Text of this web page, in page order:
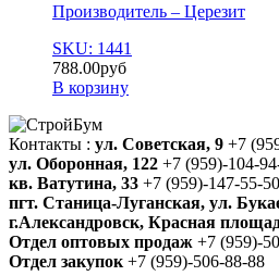
Производитель – Церезит
SKU: 1441
788.00руб
В корзину
Контакты : ул. Советская, 9 +7
ул. Оборонная, 122 +7 (959)-104-
кв. Ватутина, 33 +7 (959)-147-55-50
пгт. Станица-Луганская, ул.
г.Александровск, Красная
Отдел оптовых продаж +7 (959)-
Отдел закупок +7 (959)-506-88-88